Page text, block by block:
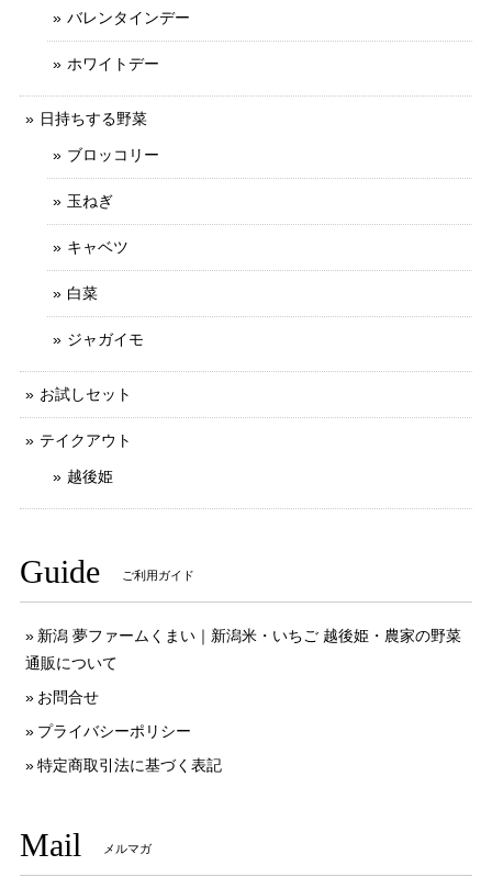
バレンタインデー
ホワイトデー
日持ちする野菜
ブロッコリー
玉ねぎ
キャベツ
白菜
ジャガイモ
お試しセット
テイクアウト
越後姫
Guide ご利用ガイド
新潟 夢ファームくまい｜新潟米・いちご 越後姫・農家の野菜
通販について
お問合せ
プライバシーポリシー
特定商取引法に基づく表記
Mail メルマガ